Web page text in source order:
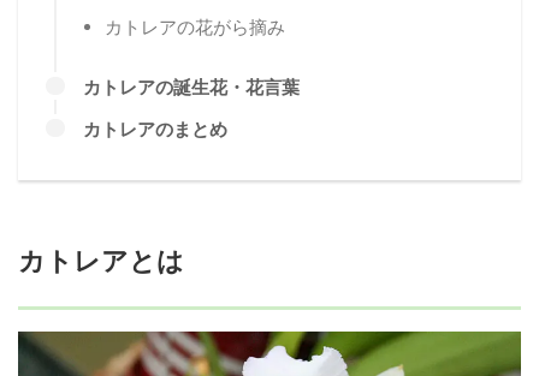
カトレアの花がら摘み
カトレアの誕生花・花言葉
カトレアのまとめ
カトレアとは